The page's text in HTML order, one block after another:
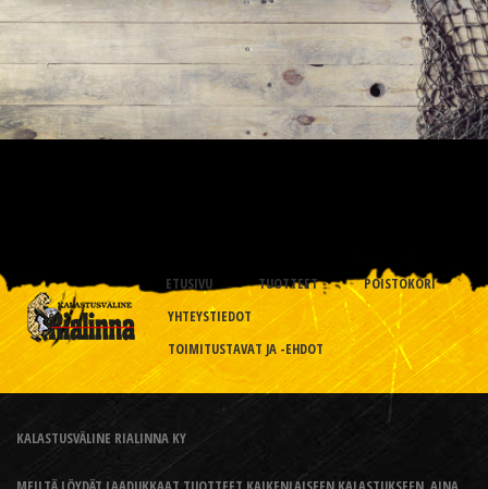
ETUSIVU TUOTTEET
POISTOKORI
YHTEYSTIEDOT
TOIMITUSTAVAT JA -EHDOT
KALASTUSVÄLINE RIALINNA KY